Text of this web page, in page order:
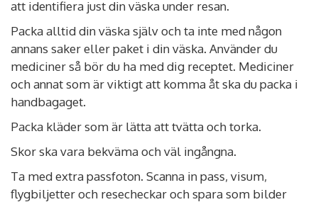
att identifiera just din väska under resan.
Packa alltid din väska själv och ta inte med någon
annans saker eller paket i din väska. Använder du
mediciner så bör du ha med dig receptet. Mediciner
och annat som är viktigt att komma åt ska du packa i
handbagaget.
Packa kläder som är lätta att tvätta och torka.
Skor ska vara bekväma och väl ingångna.
Ta med extra passfoton. Scanna in pass, visum,
flygbiljetter och resecheckar och spara som bilder